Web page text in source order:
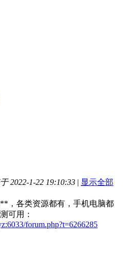
2022-1-22 19:10:33 | 显示全部
，各类资源都有，手机电脑都
可用：
forum.php?t=6266285